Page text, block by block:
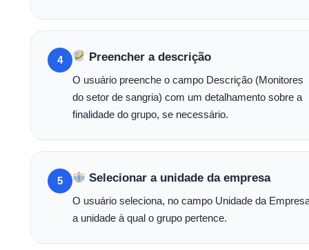
4 Preencher a descrição
O usuário preenche o campo Descrição (Monitores
do setor de sangria) com um detalhamento sobre a
finalidade do grupo, se necessário.
5 Selecionar a unidade da empresa
O usuário seleciona, no campo Unidade da
a unidade à qual o grupo pertence.